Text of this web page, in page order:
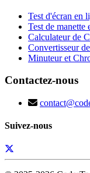
Test d'écran en
Test de manette
Calculateur de
Convertisseur
Minuteur et
Contactez-nous
Suivez-nous